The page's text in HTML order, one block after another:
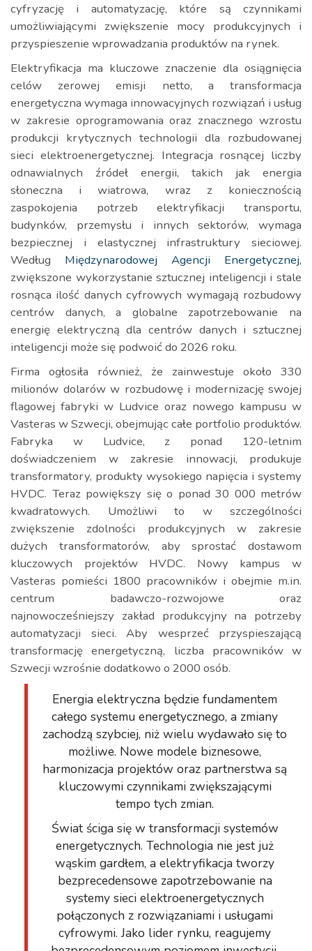
cyfryzację i automatyzację, które są czynnikami
umożliwiającymi zwiększenie mocy produkcyjnych i
przyspieszenie wprowadzania produktów na rynek.
Elektryfikacja ma kluczowe znaczenie dla osiągnięcia
celów zerowej emisji netto, a transformacja
energetyczna wymaga innowacyjnych rozwiązań i usług
w zakresie oprogramowania oraz znacznego wzrostu
produkcji krytycznych technologii dla rozbudowanej
sieci elektroenergetycznej. Integracja rosnącej liczby
odnawialnych źródeł energii, takich jak energia
słoneczna i wiatrowa, wraz z koniecznością
zaspokojenia potrzeb elektryfikacji transportu,
budynków, przemysłu i innych sektorów, wymaga
bezpiecznej i elastycznej infrastruktury sieciowej.
Według Międzynarodowej Agencji Energetycznej,
zwiększone wykorzystanie sztucznej inteligencji i stale
rosnąca ilość danych cyfrowych wymagają rozbudowy
centrów danych, a globalne zapotrzebowanie na
energię elektryczną dla centrów danych i sztucznej
inteligencji może się podwoić do 2026 roku.
Firma ogłosiła również, że zainwestuje około 330
milionów dolarów w rozbudowę i modernizację swojej
flagowej fabryki w Ludvice oraz nowego kampusu w
Vasteras w Szwecji, obejmując całe portfolio produktów.
Fabryka w Ludvice, z ponad 120-letnim
doświadczeniem w zakresie innowacji, produkuje
transformatory, produkty wysokiego napięcia i systemy
HVDC. Teraz powiększy się o ponad 30 000 metrów
kwadratowych. Umożliwi to w szczególności
zwiększenie zdolności produkcyjnych w zakresie
dużych transformatorów, aby sprostać dostawom
kluczowych projektów HVDC. Nowy kampus w
Vasteras pomieści 1800 pracowników i obejmie m.in.
centrum badawczo-rozwojowe oraz
najnowocześniejszy zakład produkcyjny na potrzeby
automatyzacji sieci. Aby wesprzeć przyspieszającą
transformację energetyczną, liczba pracowników w
Szwecji wzrośnie dodatkowo o 2000 osób.
Energia elektryczna będzie fundamentem
całego systemu energetycznego, a zmiany
zachodzą szybciej, niż wielu wydawało się to
możliwe. Nowe modele biznesowe,
harmonizacja projektów oraz partnerstwa są
kluczowymi czynnikami zwiększającymi
tempo tych zmian.
Świat ściga się w transformacji systemów
energetycznych. Technologia nie jest już
wąskim gardłem, a elektryfikacja tworzy
bezprecedensowe zapotrzebowanie na
systemy sieci elektroenergetycznych
połączonych z rozwiązaniami i usługami
cyfrowymi. Jako lider rynku, reagujemy